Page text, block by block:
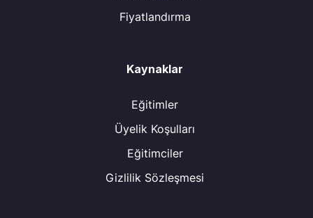
Fiyatlandırma
Kaynaklar
Eğitimler
Üyelik Koşulları
Eğitimciler
Gizlilik Sözleşmesi